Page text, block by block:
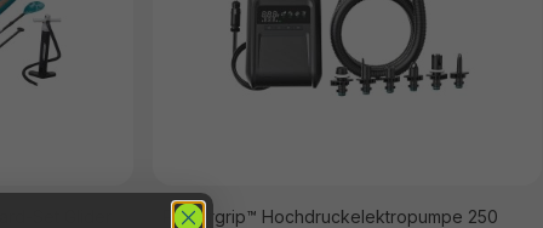
Powergrip™ Hochdruckelektropumpe 250